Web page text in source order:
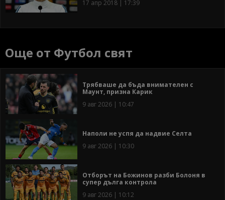
17 апр 2018 | 17:39
Още от Футбол свят
Трябваше да бъда внимателен с
Маунт, призна Карик
9 авг 2026 | 10:47
Наполи не успя да надвие Селта
9 авг 2026 | 10:30
Отборът на Божинов разби Болоня в
супер дълга контрола
9 авг 2026 | 10:12